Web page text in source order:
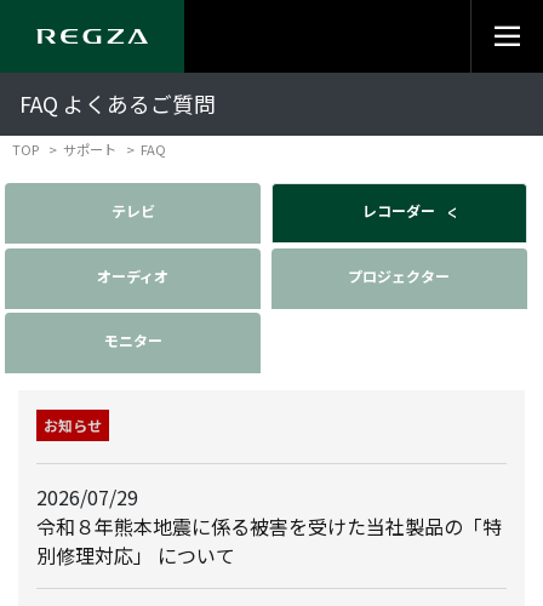
FAQ よくあるご質問
TOP サポート FAQ
テレビ レコーダー
オーディオ プロジェクター
モニター
お知らせ
2026/07/29
令和８年熊本地震に係る被害を受けた当社製品の「特
別修理対応」 について